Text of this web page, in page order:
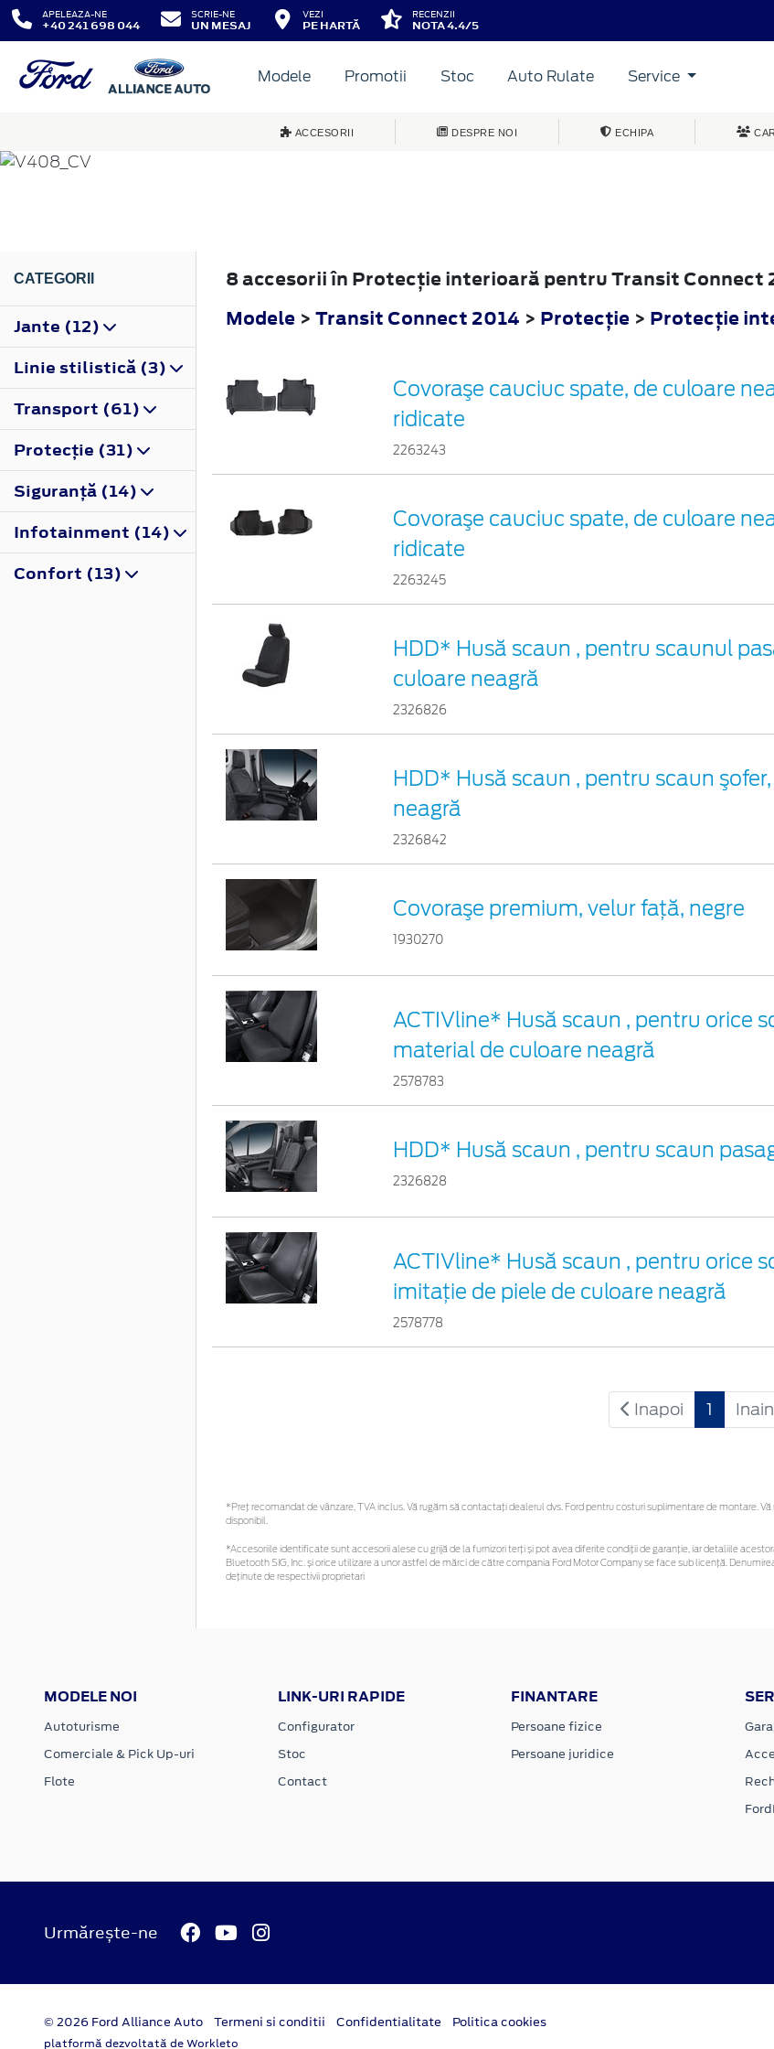
APELEAZA-NE
+40 241 698 044
SCRIE-NE
UN MESAJ
VEZI
PE HARTĂ
RECENZII
NOTA 4.4/5
Modele Promotii Stoc Auto Rulate Service
ACCESORII DESPRE NOI ECHIPA
TRANSIT CONNECT
CATEGORII
Jante (12)
Linie stilistică (3)
Transport (61)
Protecţie (31)
Siguranţă (14)
Infotainment (14)
Confort (13)
8 accesorii în Protecţie interioară pentru Transit Connect
Modele > Transit Connect 2014 > Protecţie > Protecţie
Covoraşe cauciuc spate, de culoare
ridicate
2263243
Covoraşe cauciuc spate, de culoare
ridicate
2263245
HDD* Husă scaun , pentru scaunul
culoare neagră
2326826
HDD* Husă scaun , pentru scaun
neagră
2326842
Covoraşe premium, velur faţă, negre
1930270
ACTIVline* Husă scaun , pentru orice
material de culoare neagră
2578783
HDD* Husă scaun , pentru scaun
2326828
ACTIVline* Husă scaun , pentru orice
imitație de piele de culoare neagră
2578778
Inapoi 1
*Preţ recomandat de vânzare, TVA inclus. Vă rugăm să contactaţi dealerul dvs. Ford pentru costuri suplimentare de montare.
disponibil.
*Accesoriile identificate sunt accesorii alese cu grijă de la furnizori terți și pot avea diferite condiții de garanție, iar detaliile
Bluetooth SIG, Inc. și orice utilizare a unor astfel de mărci de către compania Ford Motor Company se face sub licență.
deținute de respectivii proprietari
MODELE NOI
Autoturisme
Comerciale & Pick Up-uri
Flote
LINK-URI RAPIDE
Configurator
Stoc
Contact
FINANTARE
Persoane fizice
Persoane juridice
Urmărește-ne
© 2026 Ford Alliance Auto Termeni si conditii Confidentialitate Politica cookies
platformă dezvoltată de Workleto